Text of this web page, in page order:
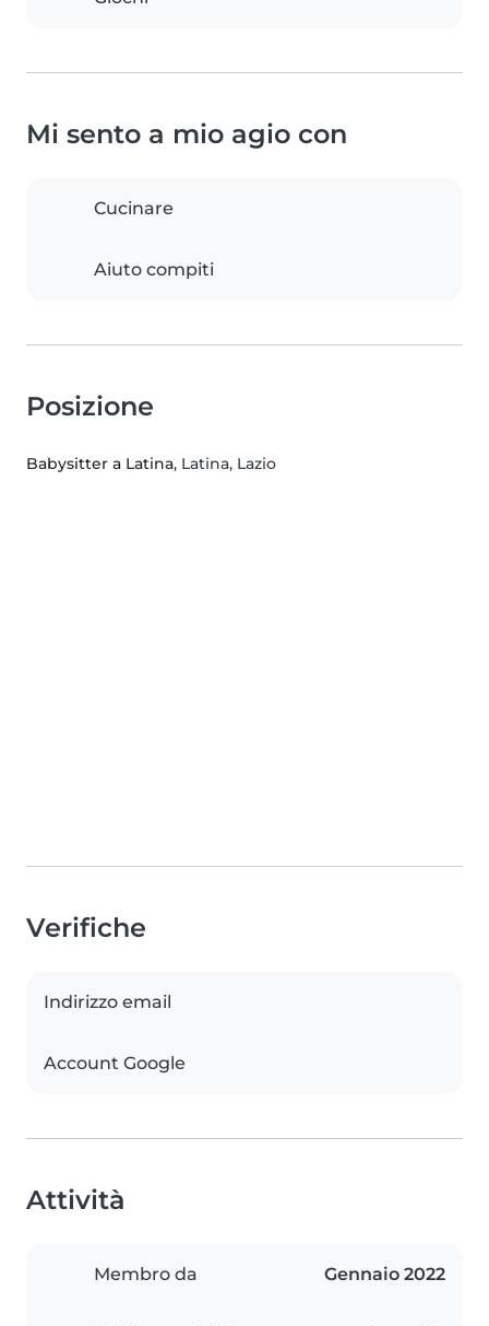
Mi sento a mio agio con
Cucinare
Aiuto compiti
Posizione
Babysitter a Latina, Latina, Lazio
Verifiche
Indirizzo email
Account Google
Attività
Membro da Gennaio 2022